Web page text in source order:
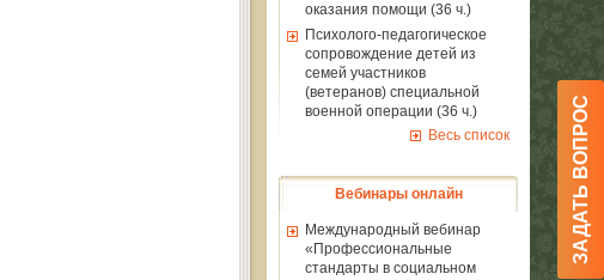
оказания помощи (36 ч.)
Психолого-педагогическое
сопровождение детей из
семей участников
(ветеранов) специальной
военной операции (36 ч.)
Весь список
Вебинары онлайн
Международный вебинар
«Профессиональные
стандарты в социальном
ЗАДАТЬ ВОПРОС